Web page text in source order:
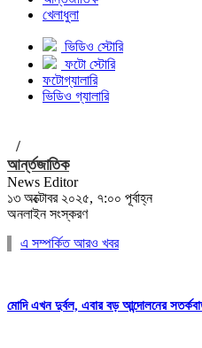
খেলাধুলা
ভিডিও স্টোরি
ফটো স্টোরি
ফটোগ্যালারি
ভিডিও গ্যালারি
/
আর্ন্তজাতিক
News Editor
১৩ অক্টোবর ২০২৫, ৭:০০ পূর্বাহ্ন
অনলাইন সংস্করণ
এ সম্পর্কিত আরও খবর
মোদি এখন দুর্বল, এবার বড় আন্দোলনের